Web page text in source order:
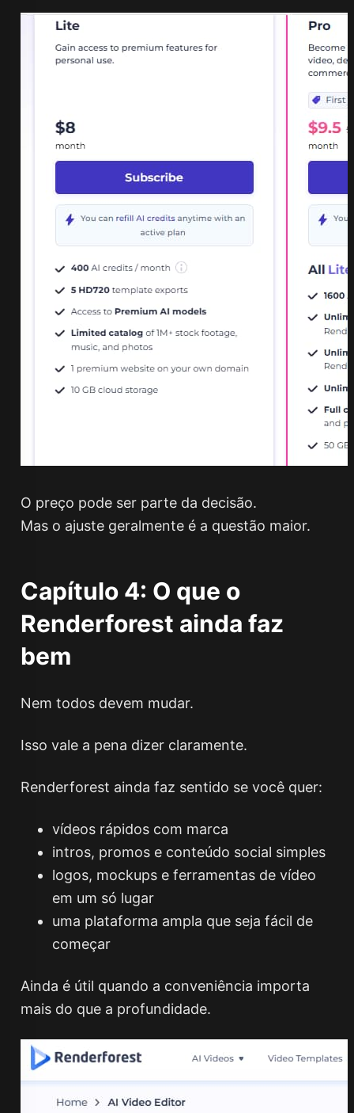
O preço pode ser parte da decisão.
Mas o ajuste geralmente é a questão maior.
Capítulo 4: O que o
Renderforest ainda faz
bem
Nem todos devem mudar.
Isso vale a pena dizer claramente.
Renderforest ainda faz sentido se você quer:
vídeos rápidos com marca
intros, promos e conteúdo social simples
logos, mockups e ferramentas de vídeo
em um só lugar
uma plataforma ampla que seja fácil de
começar
Ainda é útil quando a conveniência importa
mais do que a profundidade.